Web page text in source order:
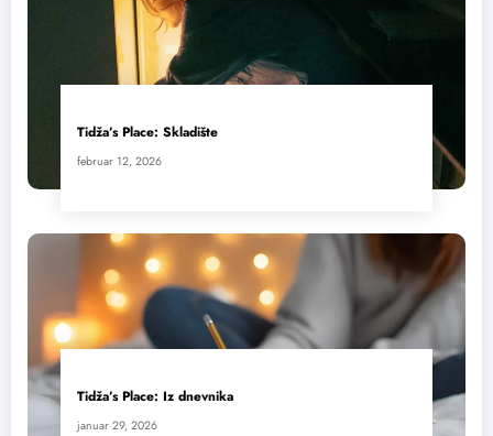
Tidža’s Place: Skladište
februar 12, 2026
Tidža’s Place: Iz dnevnika
januar 29, 2026